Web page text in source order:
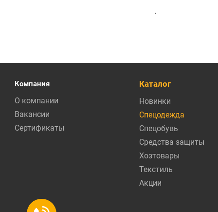
.
Компания
О компании
Вакансии
Сертификаты
Каталог
Новинки
Спецодежда
Спецобувь
Средства защиты
Хозтовары
Текстиль
Акции